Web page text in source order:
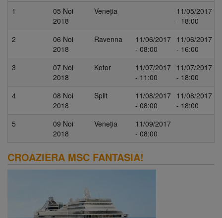
1
05 Noi
2018
Veneția
11/05/2017
- 18:00
2
06 Noi
2018
Ravenna
11/06/2017
- 08:00
11/06/2017
- 16:00
3
07 Noi
2018
Kotor
11/07/2017
- 11:00
11/07/2017
- 18:00
4
08 Noi
2018
Split
11/08/2017
- 08:00
11/08/2017
- 18:00
5
09 Noi
2018
Veneția
11/09/2017
- 08:00
CROAZIERA MSC FANTASIA!